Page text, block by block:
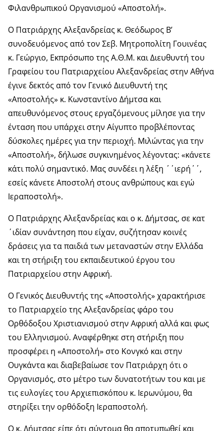
Φιλανθρωπικού Οργανισμού «Αποστολή».
Ο Πατριάρχης Αλεξανδρείας κ. Θεόδωρος Β’
συνοδευόμενος από τον Σεβ. Μητροπολίτη Γουινέας
κ. Γεώργιο, Εκπρόσωπο της Α.Θ.Μ. και Διευθυντή του
Γραφείου του Πατριαρχείου Αλεξανδρείας στην Αθήνα
έγινε δεκτός από τον Γενικό Διευθυντή της
«Αποστολής» κ. Κωνσταντίνο Δήμτσα και
απευθυνόμενος στους εργαζόμενους μίλησε για την
ένταση που υπάρχει στην Αίγυπτο προβλέποντας
δύσκολες ημέρες για την περιοχή. Μιλώντας για την
«Αποστολή», δήλωσε συγκινημένος λέγοντας: «κάνετε
κάτι πολύ σημαντικό. Μας συνδέει η λέξη ΄΄ιερή΄΄,
εσείς κάνετε Αποστολή στους ανθρώπους και εγώ
Ιεραποστολή».
Ο Πατριάρχης Αλεξανδρείας και ο κ. Δήμτσας, σε κατ
΄ιδίαν συνάντηση που είχαν, συζήτησαν κοινές
δράσεις για τα παιδιά των μεταναστών στην Ελλάδα
και τη στήριξη του εκπαιδευτικού έργου του
Πατριαρχείου στην Αφρική.
Ο Γενικός Διευθυντής της «Αποστολής» χαρακτήρισε
το Πατριαρχείο της Αλεξανδρείας φάρο του
Ορθόδοξου Χριστιανισμού στην Αφρική αλλά και φως
του Ελληνισμού. Αναφέρθηκε στη στήριξη που
προσφέρει η «Αποστολή» στο Κονγκό και στην
Ουγκάντα και διαβεβαίωσε τον Πατριάρχη ότι ο
Οργανισμός, στο μέτρο των δυνατοτήτων του και με
τις ευλογίες του Αρχιεπισκόπου κ. Ιερωνύμου, θα
στηρίξει την ορθόδοξη Ιεραποστολή.
Ο κ. Δήμτσας είπε ότι σύντομα θα αποτυπωθεί και